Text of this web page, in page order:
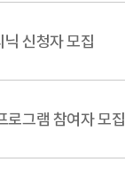
신청자 모집
그램 참여자 모집